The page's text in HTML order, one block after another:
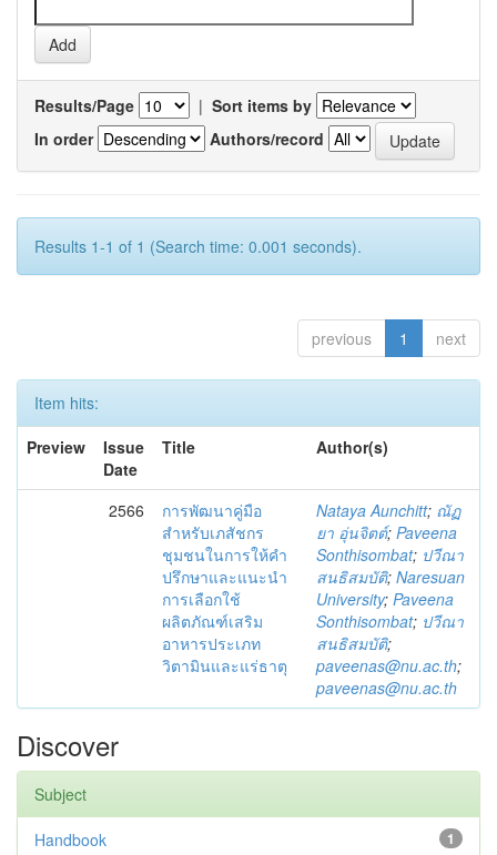
Results/Page | Sort items by
In order
Authors/record
Results 1-1 of 1 (Search time: 0.001 seconds).
previous 1 next
Item hits:
Preview
Issue
Date
Title Author(s)
2566
การพัฒนาคู่มือ
สำหรับเภสัชกร
ชุมชนในการให้คำ
ปรึกษาและแนะนำ
การเลือกใช้
ผลิตภัณฑ์เสริม
อาหารประเภท
วิตามินและแร่ธาตุ
Nataya Aunchitt; ณัฏ
ยา อุ่นจิตต์; Paveena
Sonthisombat; ปวีณา
สนธิสมบัติ; Naresuan
University; Paveena
Sonthisombat; ปวีณา
สนธิสมบัติ;
paveenas@nu.ac.th;
paveenas@nu.ac.th
Discover
Subject
1
Handbook